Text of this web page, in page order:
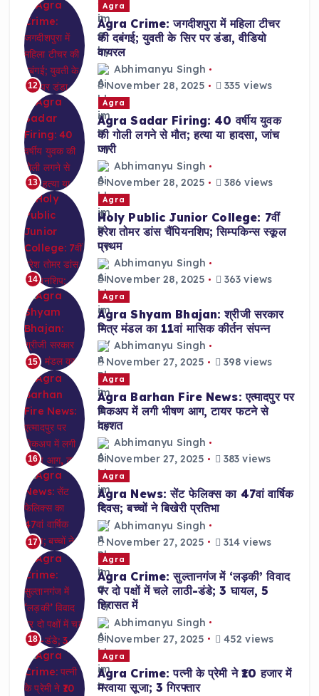
12
Agra
Agra Crime: जगदीशपुरा में महिला टीचर
की दबंगई; युवती के सिर पर डंडा, वीडियो
वायरल
Abhimanyu Singh
November 28, 2025
335 views
13
Agra
Agra Sadar Firing: 40 वर्षीय युवक
की गोली लगने से मौत; हत्या या हादसा, जांच
जारी
Abhimanyu Singh
November 28, 2025
386 views
14
Agra
Holy Public Junior College: 7वीं
हरेश तोमर डांस चैंपियनशिप; सिम्पकिन्स स्कूल
प्रथम
Abhimanyu Singh
November 28, 2025
363 views
15
Agra
Agra Shyam Bhajan: श्रीजी सरकार
मित्र मंडल का 11वां मासिक कीर्तन संपन्न
Abhimanyu Singh
November 27, 2025
398 views
16
Agra
Agra Barhan Fire News: एत्मादपुर पर
पिकअप में लगी भीषण आग, टायर फटने से
दहशत
Abhimanyu Singh
November 27, 2025
383 views
17
Agra
Agra News: सेंट फेलिक्स का 47वां वार्षिक
दिवस; बच्चों ने बिखेरी प्रतिभा
Abhimanyu Singh
November 27, 2025
314 views
18
Agra
Agra Crime: सुल्तानगंज में ‘लड़की’ विवाद
पर दो पक्षों में चले लाठी-डंडे; 3 घायल, 5
हिरासत में
Abhimanyu Singh
November 27, 2025
452 views
Agra
Agra Crime: पत्नी के प्रेमी ने ₹10 हजार में
मरवाया सूजा; 3 गिरफ्तार